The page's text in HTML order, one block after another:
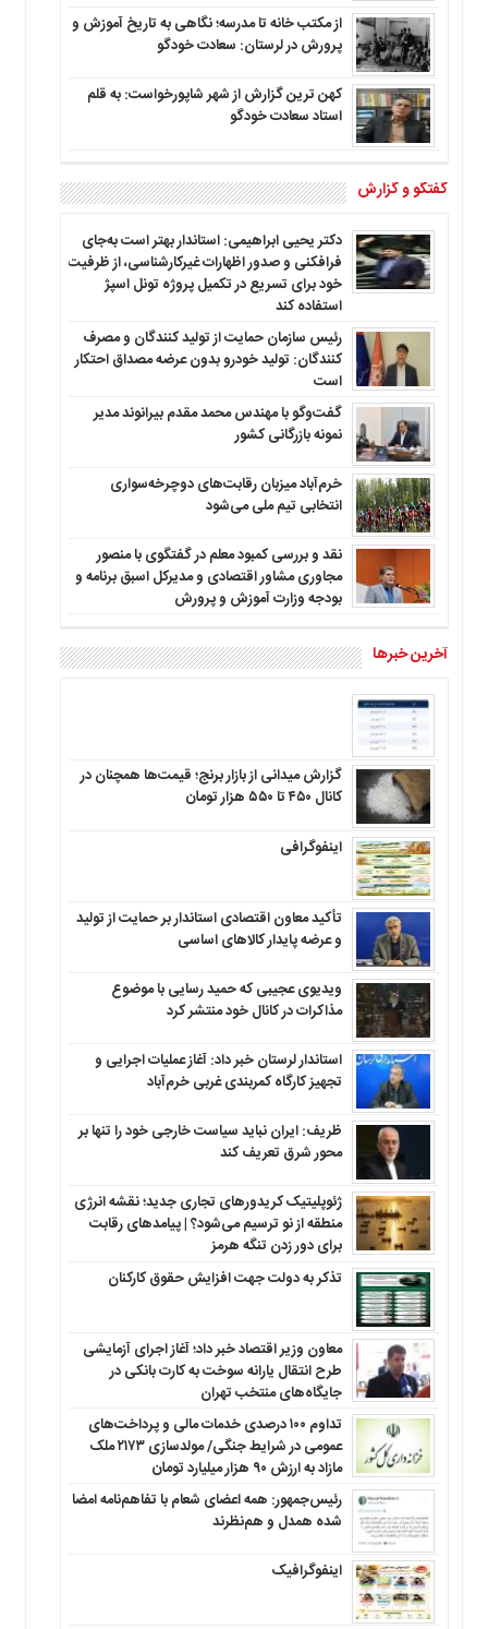
از مکتب خانه تا مدرسه؛ نگاهی به تاریخ آموزش و
پرورش در لرستان: سعادت خودگو
کهن ترین گزارش از شهر شاپورخواست: به قلم
استاد سعادت خودگو
گفتگو و گزارش
دکتر یحیی ابراهیمی: استاندار بهتر است به‌جای
فرافکنی و صدور اظهارات غیرکارشناسی، از ظرفیت
خود برای تسریع در تکمیل پروژه تونل اسپژ
استفاده کند
رئیس سازمان حمایت از تولید کنندگان و مصرف
کنندگان: تولید خودرو بدون عرضه مصداق احتکار
است
گفت‌وگو با مهندس محمد مقدم بیرانوند مدیر
نمونه بازرگانی کشور
خرم‌آباد میزبان رقابت‌های دوچرخه‌سواری
انتخابی تیم ملی می‌شود
نقد و بررسی کمبود معلم در گفتگوی با منصور
مجاوری مشاور اقتصادی و مدیرکل اسبق برنامه و
بودجه وزارت آموزش و پرورش
آخرین خبرها
گزارش میدانی از بازار برنج؛ قیمت‌ها همچنان در
کانال ۴۵۰ تا ۵۵۰ هزار تومان
اینفوگرافی
تأکید معاون اقتصادی استاندار بر حمایت از تولید
و عرضه پایدار کالاهای اساسی
ویدیوی عجیبی که حمید رسایی با موضوع
مذاکرات در کانال خود منتشر کرد
استاندار لرستان خبر داد: آغاز عملیات اجرایی و
تجهیز کارگاه کمربندی غربی خرم‌آباد
ظریف: ایران نباید سیاست خارجی خود را تنها بر
محور شرق تعریف کند
ژئوپلیتیک کریدورهای تجاری جدید؛ نقشه انرژی
منطقه‌ از نو ترسیم می‌شود؟ | پیامدهای رقابت
برای دور زدن تنگه هرمز
تذکر به دولت جهت افزایش حقوق کارکنان ‌
معاون وزیر اقتصاد خبر داد؛ آغاز اجرای آزمایشی
طرح انتقال یارانه سوخت به کارت بانکی در
جایگاه‌های منتخب تهران
تداوم ۱۰۰ درصدی خدمات مالی و پرداخت‌های
عمومی در شرایط جنگی/ مولدسازی ۲۱۷۳ ملک
مازاد به ارزش ۹۰ هزار میلیارد تومان
رئیس‌جمهور: همه اعضای شعام با تفاهم‌نامه امضا
شده همدل و هم‌نظرند
اینفوگرافیک